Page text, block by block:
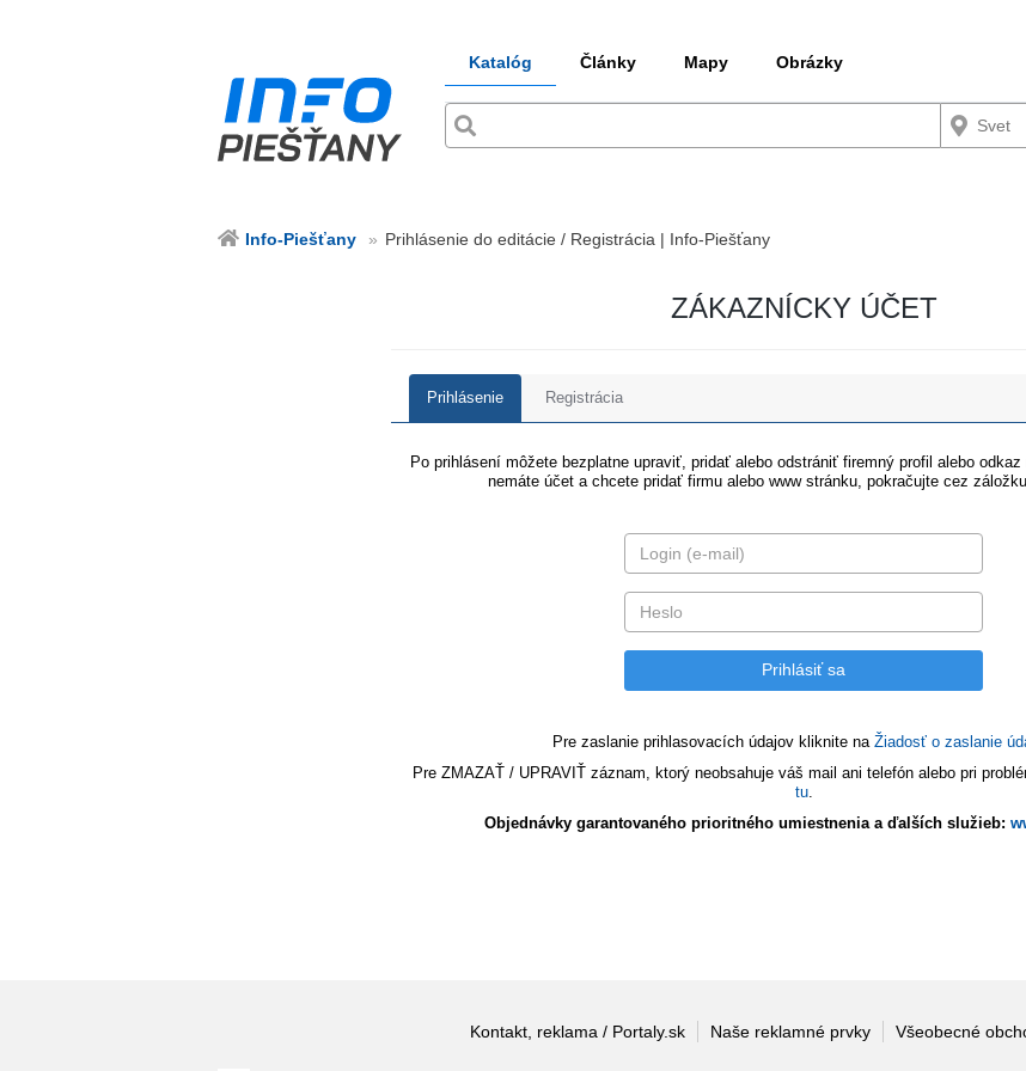
Katalóg Články Mapy Obrázky
Info-Piešťany Prihlásenie do editácie / Registrácia | Info-Piešťany
ZÁKAZNÍCKY ÚČET
Prihlásenie Registrácia
Po prihlásení môžete bezplatne upraviť, pridať alebo odstrániť firemný profil alebo
nemáte účet a chcete pridať firmu alebo www stránku, pokračujte cez
Pre zaslanie prihlasovacích údajov kliknite na Žiadosť o zaslanie
Pre ZMAZAŤ / UPRAVIŤ záznam, ktorý neobsahuje váš mail ani telefón alebo pri
tu.
Objednávky garantovaného prioritného umiestnenia a ďalších služieb:
Kontakt, reklama / Portaly.sk Naše reklamné prvky Všeobecné